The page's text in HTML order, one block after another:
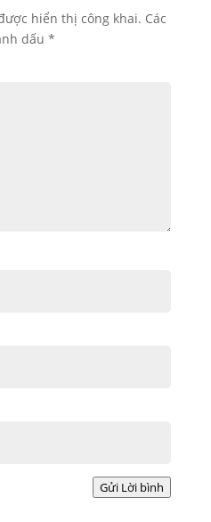
hiển thị công khai. Các
dấu *
Gửi Lời bình